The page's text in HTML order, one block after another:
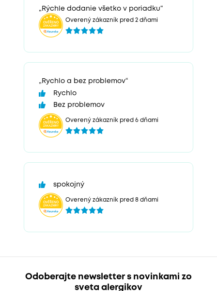
„Rýchle dodanie všetko v poriadku“
Overený zákazník pred 2 dňami
„Rychlo a bez problemov“
Rychlo
Bez problemov
Overený zákazník pred 6 dňami
spokojný
Overený zákazník pred 8 dňami
Odoberajte newsletter s novinkami zo
sveta alergikov